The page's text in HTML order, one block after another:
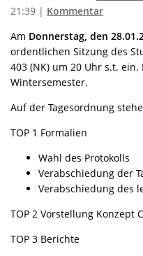
21:39 | Kommentar
Am Donnerstag, den
ordentlichen Sitzung des
403 (NK) um 20 Uhr s.t.
Wintersemester.
Auf der Tagesordnung
TOP 1 Formalien
Wahl des Protokolls
Verabschiedung der
Verabschiedung des
TOP 2 Vorstellung Konzept
TOP 3 Berichte